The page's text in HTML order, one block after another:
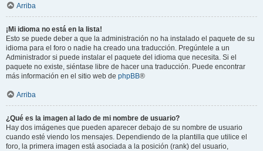
Arriba
¡Mi idioma no está en la lista!
Esto se puede deber a que la administración no ha instalado el paquete de su
idioma para el foro o nadie ha creado una traducción. Pregúntele a un
Administrador si puede instalar el paquete del idioma que necesita. Si el
paquete no existe, siéntase libre de hacer una traducción. Puede encontrar
más información en el sitio web de phpBB®
Arriba
¿Qué es la imagen al lado de mi nombre de usuario?
Hay dos imágenes que pueden aparecer debajo de su nombre de usuario
cuando esté viendo los mensajes. Dependiendo de la plantilla que utilice el
foro, la primera imagen está asociada a la posición (rank) del usuario,